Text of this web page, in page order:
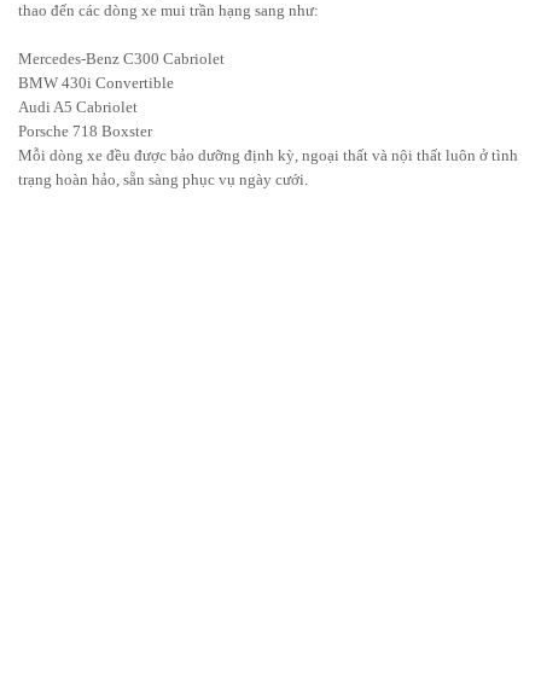
thao đến các dòng xe mui trần hạng sang như:
Mercedes-Benz C300 Cabriolet
BMW 430i Convertible
Audi A5 Cabriolet
Porsche 718 Boxster
Mỗi dòng xe đều được bảo dưỡng định kỳ, ngoại thất và nội thất luôn ở tình
trạng hoàn hảo, sẵn sàng phục vụ ngày cưới.